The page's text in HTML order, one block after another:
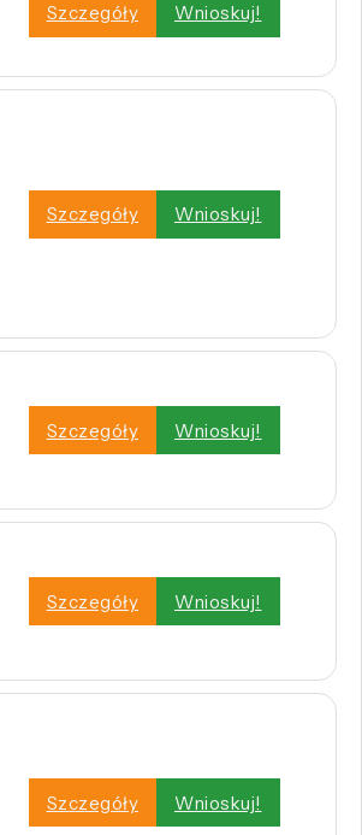
Szczegóły Wnioskuj!
Szczegóły Wnioskuj!
Szczegóły Wnioskuj!
Szczegóły Wnioskuj!
Szczegóły Wnioskuj!